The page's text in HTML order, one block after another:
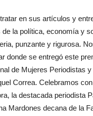
en sus artículos y
la política, economía y
punzante y rigurosa.
donde se entregó este
de Mujeres Periodistas
Correa. Celebramos
la destacada periodista
Mardones decana de la